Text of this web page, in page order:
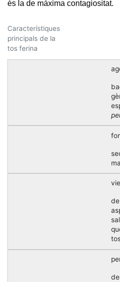
és la de màxima contagiositat.
Característiques
principals de la
tos ferina